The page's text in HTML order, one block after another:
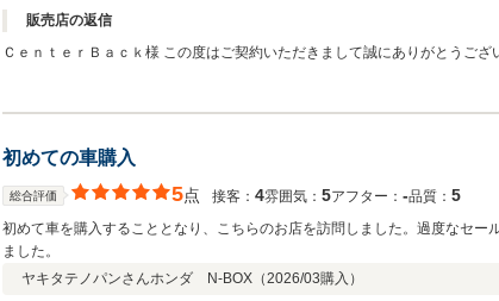
販売店の返信
ＣｅｎｔｅｒＢａｃｋ様 この度はご契約いただきまして誠にありがとうご
初めての車購入
総合評価 5点 接客： 4雰囲気： 5アフター： ‐品質： 5
初めて車を購入することとなり、こちらのお店を訪問しました。過度なセ
ました。
ヤキタテノパンさんホンダ N-BOX（2026/03購入）